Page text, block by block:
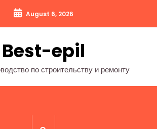
August 6, 2026
Best-epil
по строительству и ремонту